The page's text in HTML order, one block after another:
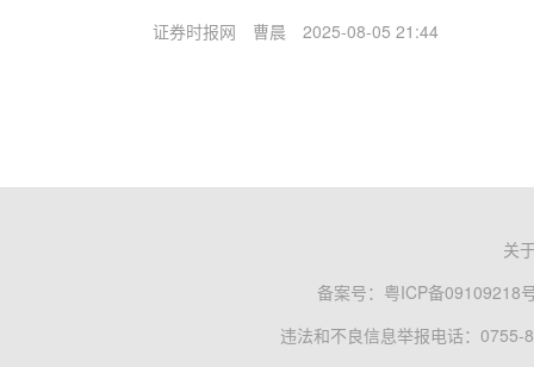
证券时报网 曹晨 2025-08-05 21:44
关
备案号： 粤ICP备09109218
违法和不良信息举报电话：0755-